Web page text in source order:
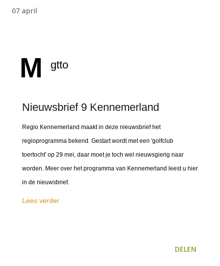
07 april
M gtto
Nieuwsbrief 9 Kennemerland
Regio Kennemerland maakt in deze nieuwsbrief het
regioprogramma bekend. Gestart wordt met een 'golfclub
toertocht' op 29 mei, daar moet je toch wel nieuwsgierig naar
worden. Meer over het programma van Kennemerland leest u hier
in de nieuwsbrief.
Lees verder
DELEN